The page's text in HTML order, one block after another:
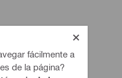
fácilmente a
de la página?